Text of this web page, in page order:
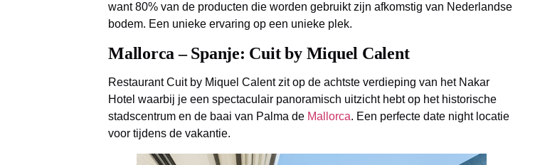
want 80% van de producten die worden gebruikt zijn afkomstig van Nederlandse
bodem. Een unieke ervaring op een unieke plek.
Mallorca – Spanje: Cuit by Miquel Calent
Restaurant Cuit by Miquel Calent zit op de achtste verdieping van het Nakar
Hotel waarbij je een spectaculair panoramisch uitzicht hebt op het historische
stadscentrum en de baai van Palma de Mallorca. Een perfecte date night locatie
voor tijdens de vakantie.